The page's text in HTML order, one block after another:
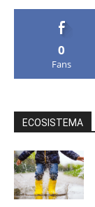
0
Fans
ECOSISTEMA